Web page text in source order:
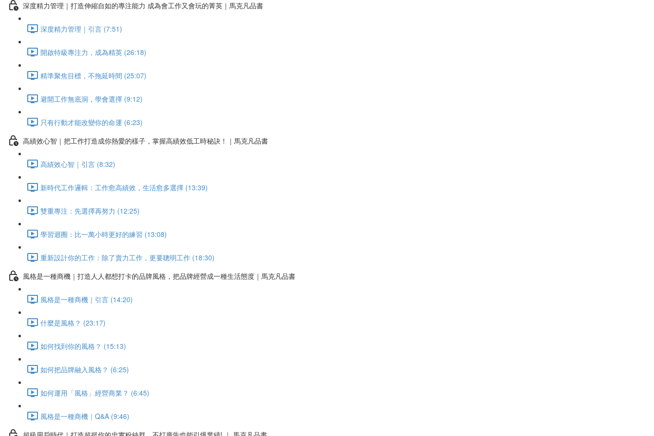
深度精力管理｜打造伸縮自如的專注能力 成為會工作又會玩的菁英｜馬克凡品書
深度精力管理｜引言 (7:51)
開啟特級專注力，成為精英 (26:18)
精準聚焦目標，不拖延時間 (25:07)
避開工作無底洞，學會選擇 (9:12)
只有行動才能改變你的命運 (6:23)
高績效心智｜把工作打造成你熱愛的樣子，掌握高績效低工時秘訣！｜馬克凡品書
高績效心智｜引言 (8:32)
新時代工作邏輯：工作愈高績效，生活愈多選擇 (13:39)
雙重專注：先選擇再努力 (12:25)
學習迴圈：比一萬小時更好的練習 (13:08)
重新設計你的工作：除了賣力工作，更要聰明工作 (18:30)
風格是一種商機｜打造人人都想打卡的品牌風格，把品牌經營成一種生活態度｜馬克凡品書
風格是一種商機｜引言 (14:20)
什麼是風格？ (23:17)
如何找到你的風格？ (15:13)
如何把品牌融入風格？ (6:25)
如何運用「風格」經營商業？ (6:45)
風格是一種商機｜Q&A (9:46)